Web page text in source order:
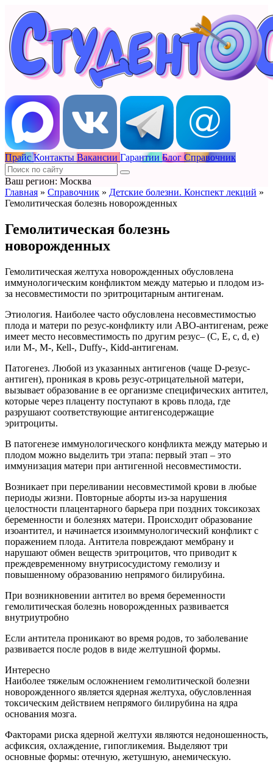
Прайс Контакты Вакансии Гарантии Блог Справочник
Ваш регион: Москва
Главная » Справочник » Детские болезни. Конспект лекций »
Гемолитическая болезнь новорожденных
Гемолитическая болезнь
новорожденных
Гемолитическая желтуха новорожденных обусловлена
иммунологическим конфликтом между матерью и плодом из-
за несовместимости по эритроцитарным антигенам.
Этиология. Наиболее часто обусловлена несовместимостью
плода и матери по резус-конфликту или АВО-антигенам, реже
имеет место несовместимость по другим резус– (С, Е, с, d, е)
или М-, М-, Кеll-, Duffу-, Кidd-антигенам.
Патогенез. Любой из указанных антигенов (чаще D-резус-
антиген), проникая в кровь резус-отрицательной матери,
вызывает образование в ее организме специфических антител,
которые через плаценту поступают в кровь плода, где
разрушают соответствующие антигенсодержащие
эритроциты.
В патогенезе иммунологического конфликта между матерью и
плодом можно выделить три этапа: первый этап – это
иммунизация матери при антигенной несовместимости.
Возникает при переливании несовместимой крови в любые
периоды жизни. Повторные аборты из-за нарушения
целостности плацентарного барьера при поздних токсикозах
беременности и болезнях матери. Происходит образование
изоантител, и начинается изоиммунологический конфликт с
поражением плода. Антитела повреждают мембрану и
нарушают обмен веществ эритроцитов, что приводит к
преждевременному внутрисосудистому гемолизу и
повышенному образованию непрямого билирубина.
При возникновении антител во время беременности
гемолитическая болезнь новорожденных развивается
внутриутробно
Если антитела проникают во время родов, то заболевание
развивается после родов в виде желтушной формы.
Интересно
Наиболее тяжелым осложнением гемолитической болезни
новорожденного является ядерная желтуха, обусловленная
токсическим действием непрямого билирубина на ядра
основания мозга.
Факторами риска ядерной желтухи являются недоношенность,
асфиксия, охлаждение, гипогликемия. Выделяют три
основные формы: отечную, жетушную, анемическую.